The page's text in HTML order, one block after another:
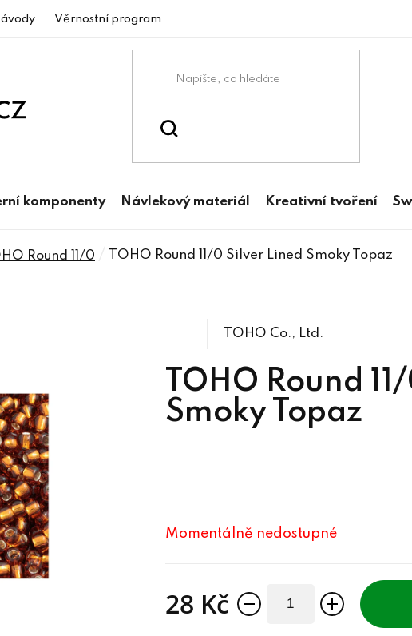
Věrnostní program
komponenty Návlekový materiál Kreativní tvoření
Round 11/0 TOHO Round 11/0 Silver Lined Smoky Topaz
TOHO Round
Smoky Topaz
TOHO Co., Ltd.
Momentálně nedostupné
28 Kč